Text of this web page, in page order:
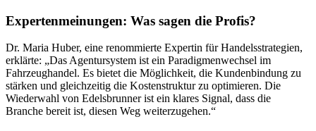
Expertenmeinungen: Was sagen die Profis?
Dr. Maria Huber, eine renommierte Expertin für Handelsstrategien,
erklärte: „Das Agentursystem ist ein Paradigmenwechsel im
Fahrzeughandel. Es bietet die Möglichkeit, die Kundenbindung zu
stärken und gleichzeitig die Kostenstruktur zu optimieren. Die
Wiederwahl von Edelsbrunner ist ein klares Signal, dass die
Branche bereit ist, diesen Weg weiterzugehen.“